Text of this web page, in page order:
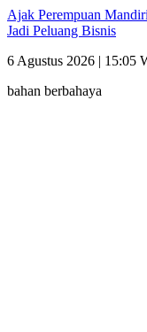
Ajak Perempuan
Jadi Peluang Bisnis
6 Agustus 2026 | 15:05
bahan berbahaya